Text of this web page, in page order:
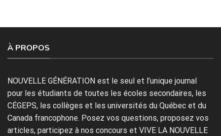
À PROPOS
NOUVELLE GÉNÉRATION est le seul et l’unique journal
pour les étudiants de toutes les écoles secondaires, les
CÉGEPS, les collèges et les universités du Québec et du
Canada francophone. Posez vos questions, proposez vos
articles, participez à nos concours et VIVE LA NOUVELLE